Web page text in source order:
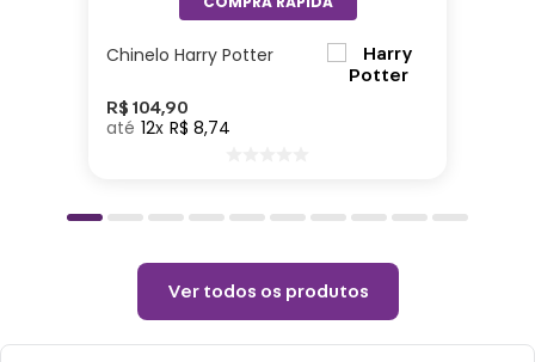
Chinelo Harry Potter
R$ 104,90
12 R$ 8,74
Ver todos os produtos